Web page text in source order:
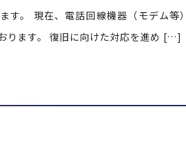
す。 現在、電話回線機器（モデム等
ります。 復旧に向けた対応を進め […]